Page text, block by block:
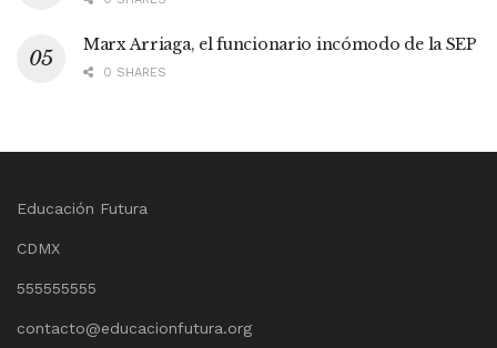
Marx Arriaga, el funcionario incómodo de la SEP
0 SHARES
Educación Futura
CDMX
555555555
contacto@educacionfutura.org